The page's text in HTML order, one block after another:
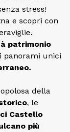
stress!
e scopri con
patrimonio
panorami unici
della
, le
Castello
più